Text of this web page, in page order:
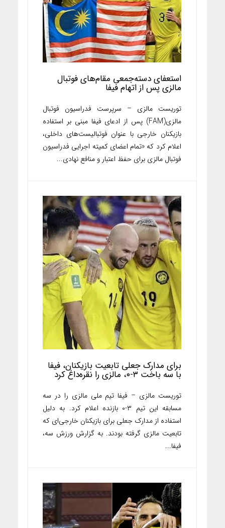
استعفای دسته‌جمعی مقام‌های فوتبال
مالزی پس از اتهام فیفا
توریست مالزی – سرپرست فدراسیون فوتبال
مالزی(FAM) پس از ادعای‌ فیفا مبنی بر استفاده
بازیکنان خارجی با عنوان فوتبالیست‌های داخلی،
اعلام کرد که «تمام اعضای کمیته اجرایی فدراسیون
فوتبال مالزی برای حفظ اعتبار و منافع نهادی...
برای مدارک جعلی تابعیت بازیکنان، فیفا
با سه باخت ۳-۰، مالزی را نقره‌داغ کرد
توریست مالزی – فیفا تیم ملی مالزی را در سه
مسابقه این تیم ۳-۰ بازنده اعلام کرد. به دلیل
استفاده از مدارک جعلی برای بازیکنان خارجی‌ای که
تابعیت مالزی گرفته بودند. به گزارش ورزش سه،
فیفا...